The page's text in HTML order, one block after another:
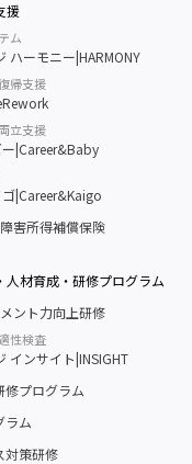
援
ム
ハーモニー|HARMONY
帰支援
立支援
|Career&Baby
|Career&Kaigo
害所得補償保険
人材育成・研修プログラム
ント力向上研修
性検査
インサイト|INSIGHT
修プログラム
ラム
対策研修